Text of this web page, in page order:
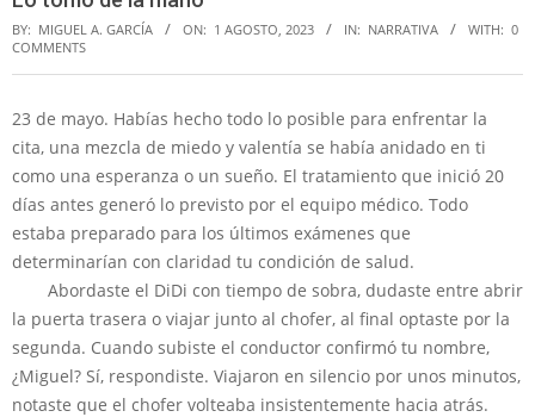
BY: MIGUEL A. GARCÍA ON: 1 AGOSTO, 2023 IN: NARRATIVA WITH: 0
COMMENTS
23 de mayo. Habías hecho todo lo posible para enfrentar la
cita, una mezcla de miedo y valentía se había anidado en ti
como una esperanza o un sueño. El tratamiento que inició 20
días antes generó lo previsto por el equipo médico. Todo
estaba preparado para los últimos exámenes que
determinarían con claridad tu condición de salud.
Abordaste el DiDi con tiempo de sobra, dudaste entre abrir
la puerta trasera o viajar junto al chofer, al final optaste por la
segunda. Cuando subiste el conductor confirmó tu nombre,
¿Miguel? Sí, respondiste. Viajaron en silencio por unos minutos,
notaste que el chofer volteaba insistentemente hacia atrás.